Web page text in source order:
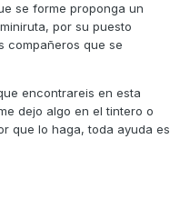
se forme proponga un
por su puesto
compañeros que se
encontrareis en esta
dejo algo en el tintero o
que lo haga, toda ayuda es